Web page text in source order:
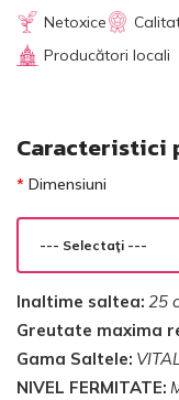
Netoxice
Producători locali
Caracteristici
Dimensiuni
Inaltime saltea: 25
Greutate maxima
Gama Saltele:
NIVEL FERMITATE: